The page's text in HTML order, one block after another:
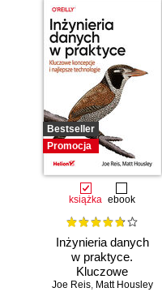
Bestseller
Promocja
książka ebook
Inżynieria danych
w praktyce.
Kluczowe
koncepcje i
Joe Reis, Matt Housley